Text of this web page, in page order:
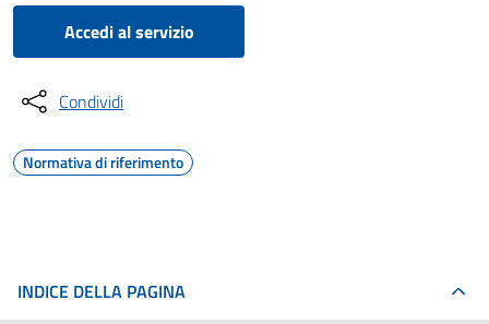
Accedi al servizio
Condividi
Normativa di riferimento
INDICE DELLA PAGINA